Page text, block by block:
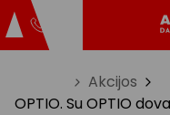
Akcijos
OPTIO. Su OPTIO